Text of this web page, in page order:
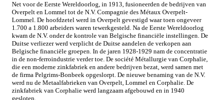
Net voor de Eerste Wereldoorlog, in 1913, fusioneerden de bedrijven van
Overpelt en Lommel tot de N.V. Compagnie des Métaux Overpelt-
Lommel. De hoofdzetel werd in Overpelt gevestigd waar toen ongeveer
1.700 a 1.800 arbeiders waren tewerkgesteld. Na de Eerste Wereldoorlog
kwam de N.V. onder de kontrole van Belgische financiële instellingen. De
Duitse verliezer werd verplicht de Duitse aandelen de verkopen aan
Belgische financiële groepen. In de jaren 1928-1929 nam de concentratie
in de non-ferroindustrie verder toe. De société Métallurgie van Corphalie,
die een moderne zinkfabriek en andere bedrijven bezat, werd samen met
de firma Pelgrims-Bonbeek opgeslorpt. De nieuwe benaming van de N.V.
werd nu de Metaalfabrieken van Overpelt, Lommel en Corphalie. De
zinkfabriek van Corphalie werd langzaam afgebouwd en in 1940
gesloten.